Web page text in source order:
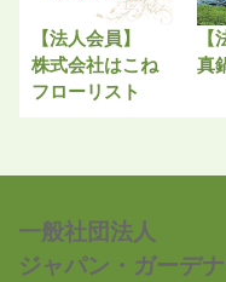
【法人会員】
株式会社はこね
フローリスト
真
一般社団法人
ジャパン・ガーデ